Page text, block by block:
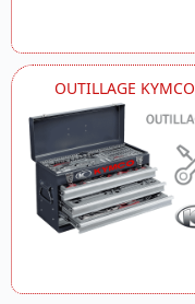
OUTILLAGE KYMCO